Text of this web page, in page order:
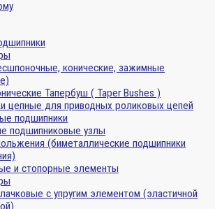
конические, зажимные
Тапербуш ( Taper Bushes )
цепные для приводных роликовых цепей
подшипники
подшипниковые узлы
(биметаллические подшипники
и стопорные элементы
с упругим элементом (эластичной